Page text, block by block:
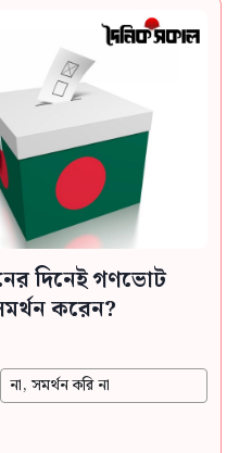
দিনেই গণভোট
করেন?
না, সমর্থন করি না